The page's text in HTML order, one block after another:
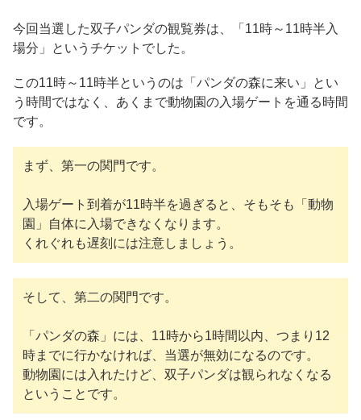
今回当選した双子パンダの観覧券は、「11時～11時半入
場分」というチケットでした。
この11時～11時半というのは「パンダの森に来い」とい
う時間ではなく、あくまで動物園の入場ゲートを通る時間
です。
まず、第一の関門です。
入場ゲート到着が11時半を過ぎると、そもそも「動物
園」自体に入場できなくなります。
くれぐれも遅刻には注意しましょう。
そして、第二の関門です。
「パンダの森」には、11時から1時間以内、つまり12
時までに行かなければ、当選が無効になるのです。
動物園には入れたけど、双子パンダは観られなくなる
ということです。